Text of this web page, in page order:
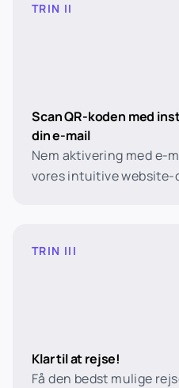
TRIN II
Scan QR-koden med
din e-mail
Nem aktivering med e-
vores intuitive website-
TRIN III
Klar til at rejse!
Få den bedst mulige